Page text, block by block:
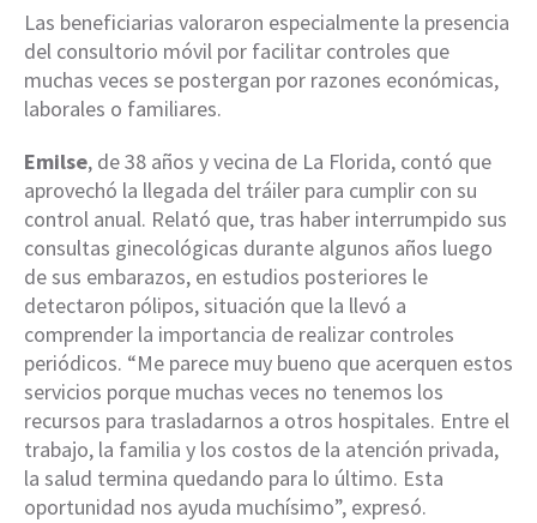
Las beneficiarias valoraron especialmente la presencia
del consultorio móvil por facilitar controles que
muchas veces se postergan por razones económicas,
laborales o familiares.
Emilse, de 38 años y vecina de La Florida, contó que
aprovechó la llegada del tráiler para cumplir con su
control anual. Relató que, tras haber interrumpido sus
consultas ginecológicas durante algunos años luego
de sus embarazos, en estudios posteriores le
detectaron pólipos, situación que la llevó a
comprender la importancia de realizar controles
periódicos. “Me parece muy bueno que acerquen estos
servicios porque muchas veces no tenemos los
recursos para trasladarnos a otros hospitales. Entre el
trabajo, la familia y los costos de la atención privada,
la salud termina quedando para lo último. Esta
oportunidad nos ayuda muchísimo”, expresó.